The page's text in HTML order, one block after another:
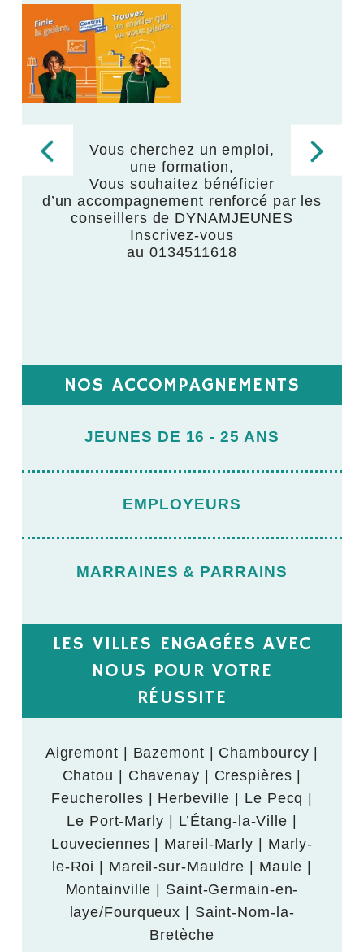
Vous cherchez un emploi,
une formation,
Vous souhaitez bénéficier
d’un accompagnement renforcé par les
conseillers de DYNAMJEUNES
Inscrivez-vous
au 0134511618
NOS ACCOMPAGNEMENTS
JEUNES DE 16 - 25 ANS
EMPLOYEURS
MARRAINES & PARRAINS
LES VILLES ENGAGÉES AVEC
NOUS POUR VOTRE
RÉUSSITE
Aigremont | Bazemont | Chambourcy |
Chatou | Chavenay | Crespières |
Feucherolles | Herbeville | Le Pecq |
Le Port-Marly | L’Étang-la-Ville |
Louveciennes | Mareil-Marly | Marly-
le-Roi | Mareil-sur-Mauldre | Maule |
Montainville | Saint-Germain-en-
laye/Fourqueux | Saint-Nom-la-
Bretèche